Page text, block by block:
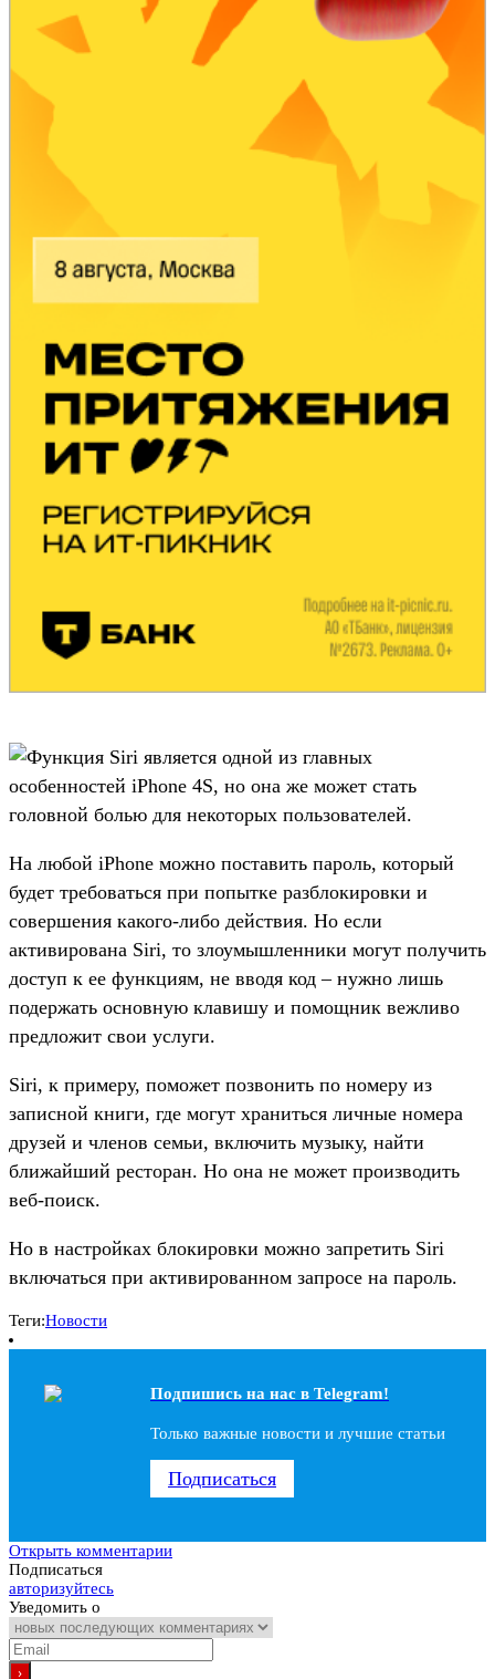
Функция Siri является одной из главных
особенностей iPhone 4S, но она же может стать
головной болью для некоторых пользователей.
На любой iPhone можно поставить пароль, который
будет требоваться при попытке разблокировки и
совершения какого-либо действия. Но если
активирована Siri, то злоумышленники могут получить
доступ к ее функциям, не вводя код – нужно лишь
подержать основную клавишу и помощник вежливо
предложит свои услуги.
Siri, к примеру, поможет позвонить по номеру из
записной книги, где могут храниться личные номера
друзей и членов семьи, включить музыку, найти
ближайший ресторан. Но она не может производить
веб-поиск.
Но в настройках блокировки можно запретить Siri
включаться при активированном запросе на пароль.
Теги:Новости
Подпишись на наc в Telegram!
Только важные новости и лучшие статьи
Подписаться
Открыть комментарии
Подписаться
авторизуйтесь
Уведомить о